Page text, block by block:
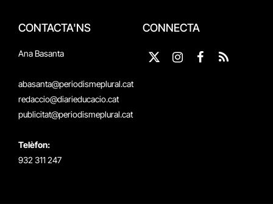
CONTACTA'NS
Ana Basanta
abasanta@periodismeplural.cat
redaccio@diarieducacio.cat
publicitat@periodismeplural.cat
Telèfon:
932 311 247
CONNECTA
X
Instagram
Facebook
RSS